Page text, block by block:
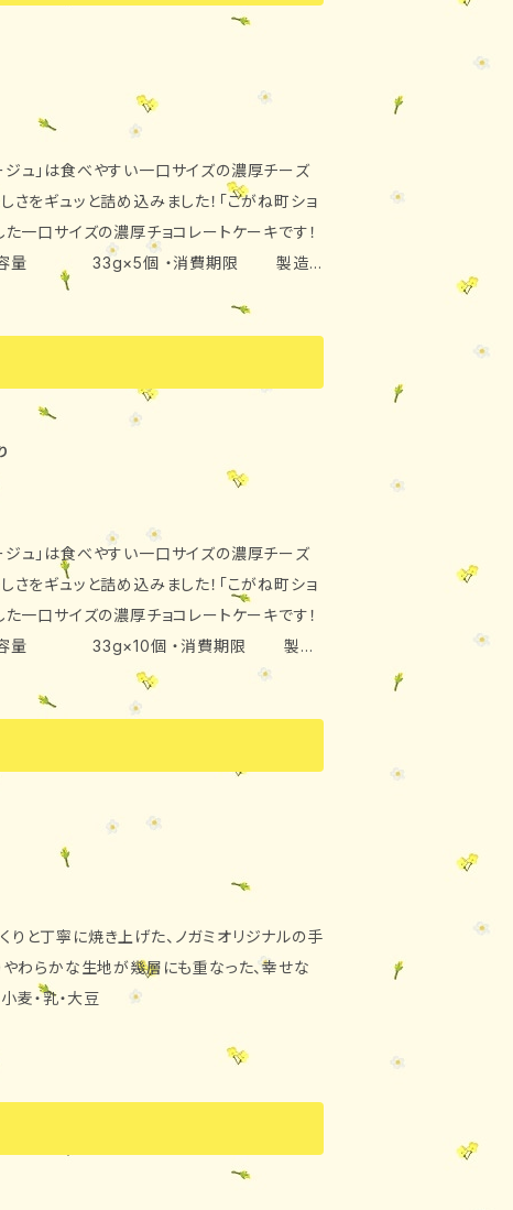
ュ」は食べやすい一口サイズの濃厚チーズ
をギュッと詰め込みました！「こがね町ショ
一口サイズの濃厚チョコレートケーキです！
道外→到着日を含めて4日） ・原材料
牛乳、鶏卵、砂糖、バター
牛乳、チョコレート、鶏卵、砂糖、コ
） ・発送 クール便にてお届け致しま
ュ」は食べやすい一口サイズの濃厚チーズ
をギュッと詰め込みました！「こがね町ショ
一口サイズの濃厚チョコレートケーキです！
！ ・内容量 33g×10個 ・消費期限 製造
道外→到着日を含めて4日） ・原材料
乳、鶏卵、砂糖、バター コ
乳、チョコレート、鶏卵、砂糖、コー
・発送 クール便にてお届け致しま
と丁寧に焼き上げた、ノガミオリジナルの手
わらかな生地が幾層にも重なった、幸せな
アレルギー 卵・小麦・乳・大豆